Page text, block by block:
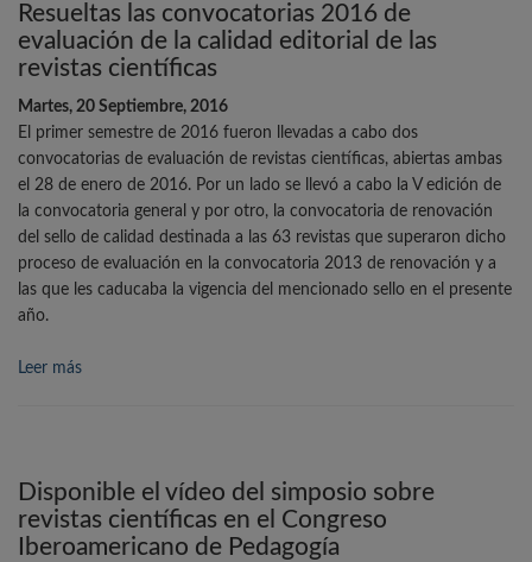
Resueltas las convocatorias 2016 de
evaluación de la calidad editorial de las
revistas científicas
Martes, 20 Septiembre, 2016
El primer semestre de 2016 fueron llevadas a cabo dos
convocatorias de evaluación de revistas científicas, abiertas ambas
el 28 de enero de 2016. Por un lado se llevó a cabo la V edición de
la convocatoria general y por otro, la convocatoria de renovación
del sello de calidad destinada a las 63 revistas que superaron dicho
proceso de evaluación en la convocatoria 2013 de renovación y a
las que les caducaba la vigencia del mencionado sello en el presente
año.
Leer más
Disponible el vídeo del simposio sobre
revistas científicas en el Congreso
Iberoamericano de Pedagogía